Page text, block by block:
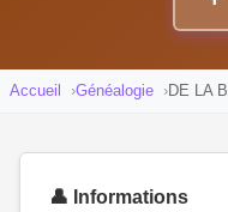
Accueil Généalogie DE LA
👤 Informations